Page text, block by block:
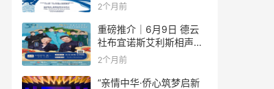
2个月前
重磅推介｜6月9日 德云
社布宜诺斯艾利斯相声专
场！国风曲艺邂逅南美风
结！
2个月前
“亲情中华·侨心筑梦启新